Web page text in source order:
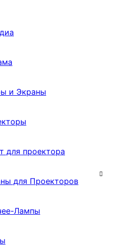
и Экраны
для проектора
для Проекторов
Лампы